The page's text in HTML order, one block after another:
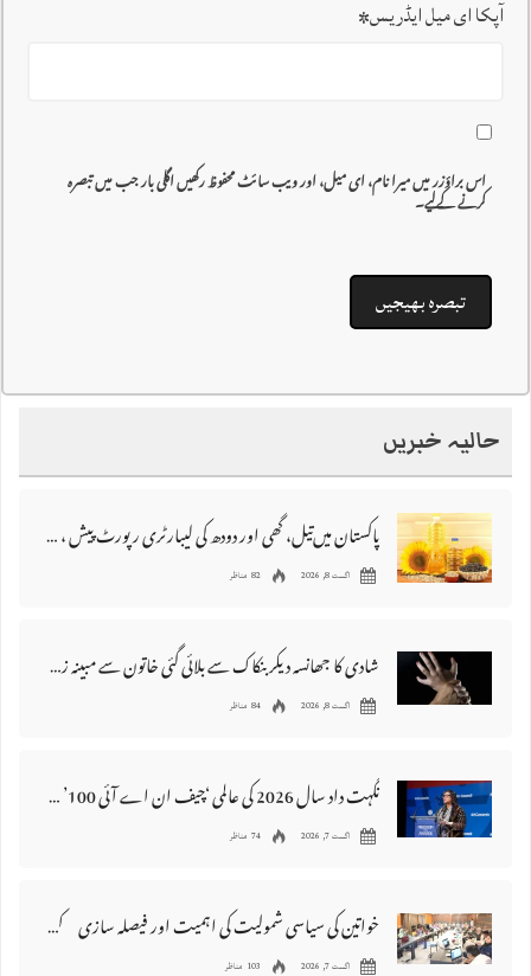
آپکا ای میل ایڈریس*
اس براؤزر میں میرا نام، ای میل، اور ویب سائٹ محفوظ رکھیں اگلی بار جب میں تبصرہ
کرنے کےلیے۔
حالیہ خبریں
پاکستان میں‌تیل، گھی اور دودھ کی لیبارٹری رپورٹ پیش ، 176 نمونے غیر معیاری قرار
اگست 8, 2026 82 مناظر
شادی کا جھانسہ دیکر بنکاک سے بلائی گئی خاتون سے مبینہ زیادتی، ملزم گرفتار
اگست 8, 2026 84 مناظر
نگہت داد سال 2026 کی عالمی ‘چیف ان اے آئی 100’ فہرست میں شامل
اگست 7, 2026 74 مناظر
خواتین کی سیاسی شمولیت کی اہمیت اور فیصلہ سازی کے عمل میں فعال کردار
اگست 7, 2026 103 مناظر